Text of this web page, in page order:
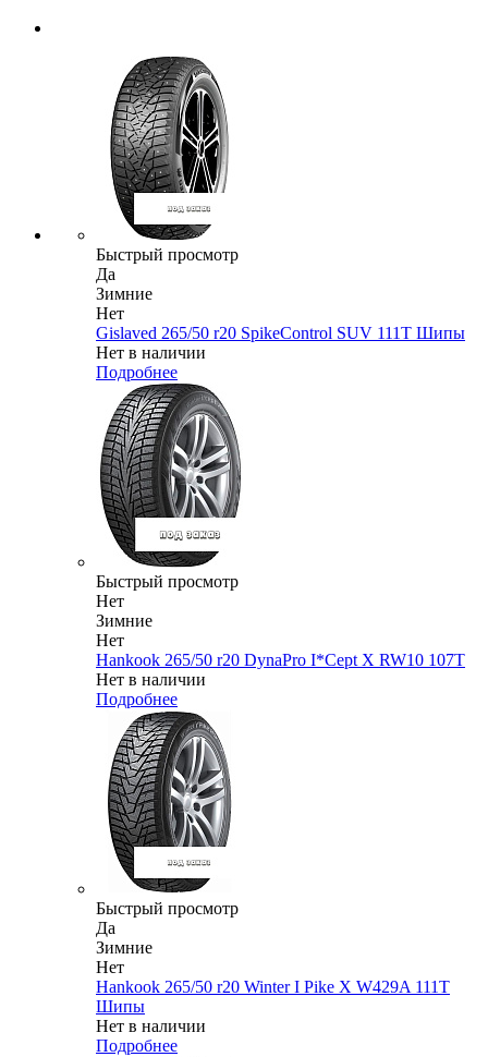
Быстрый просмотр
Да
Зимние
Нет
Gislaved 265/50 r20 SpikeControl SUV 111T Шипы
Нет в наличии
Подробнее
Быстрый просмотр
Нет
Зимние
Нет
Hankook 265/50 r20 DynaPro I*Cept X RW10 107T
Нет в наличии
Подробнее
Быстрый просмотр
Да
Зимние
Нет
Hankook 265/50 r20 Winter I Pike X W429A 111T
Шипы
Нет в наличии
Подробнее